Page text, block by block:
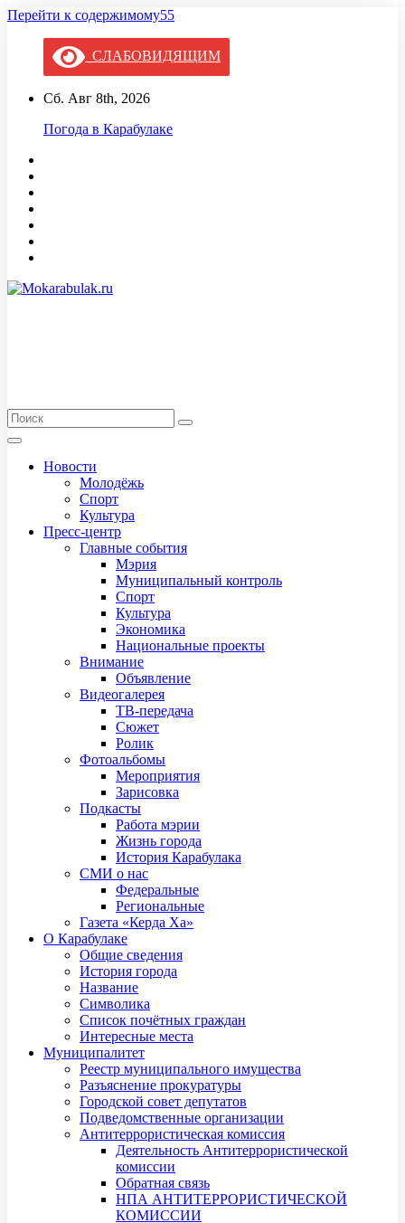
Перейти к содержимому55
СЛАБОВИДЯЩИМ
Сб. Авг 8th, 2026
Погода в Карабулаке
Новости
Молодёжь
Спорт
Культура
Пресс-центр
Главные события
Мэрия
Муниципальный контроль
Спорт
Культура
Экономика
Национальные проекты
Внимание
Объявление
Видеогалерея
ТВ-передача
Сюжет
Ролик
Фотоальбомы
Мероприятия
Зарисовка
Подкасты
Работа мэрии
Жизнь города
История Карабулака
СМИ о нас
Федеральные
Региональные
Газета «Керда Ха»
О Карабулаке
Общие сведения
История города
Название
Символика
Список почётных граждан
Интересные места
Муниципалитет
Реестр муниципального имущества
Разъяснение прокуратуры
Городской совет депутатов
Подведомственные организации
Антитеррористическая комиссия
Деятельность Антитеррористической
комиссии
Обратная связь
НПА АНТИТЕРРОРИСТИЧЕСКОЙ
КОМИССИИ